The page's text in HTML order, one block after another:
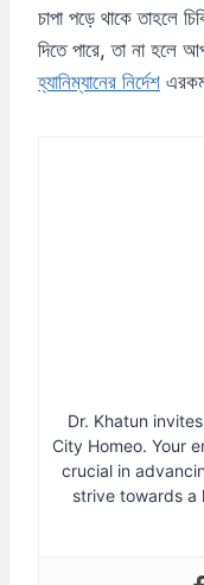
চাপা পড়ে থাকে তাহলে
দিতে পারে, তা না হলে
হ্যানিম্যানের নির্দেশ
Dr. Khatun
City Homeo. Your
crucial in
strive towards a